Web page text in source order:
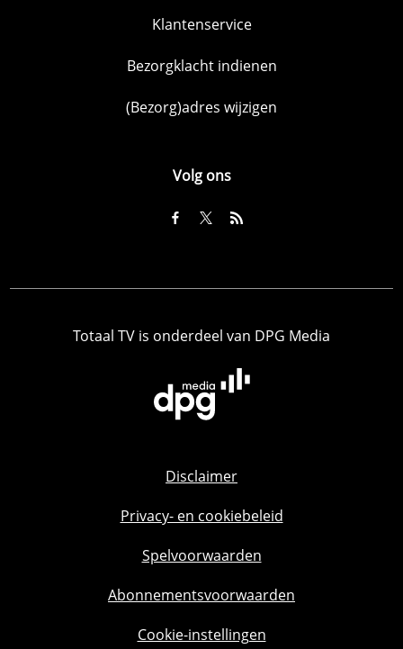
Klantenservice
Bezorgklacht indienen
(Bezorg)adres wijzigen
Volg ons
Totaal TV is onderdeel van DPG Media
Disclaimer
Privacy- en cookiebeleid
Spelvoorwaarden
Abonnementsvoorwaarden
Cookie-instellingen